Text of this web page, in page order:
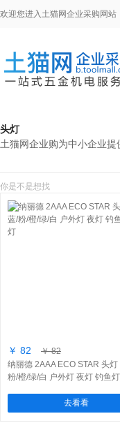
欢迎您进入土猫网企业采购网站
头灯
土猫网企业购为中小企业
你是不是想找
￥ 82
￥ 82
纳丽德 2AAA ECO STAR 头灯
粉/橙/绿/白 户外灯 夜灯 钓鱼
去看看